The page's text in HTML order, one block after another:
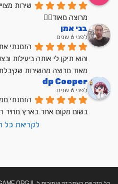
מרוצה מאוד👍🏼
בני אמן
לפני 6 שנים
מאוד מרוצה מהשירות
dp Cooper
לפני 6 שנים
בשום מקום אחר בארץ מחיר
לקריאת כל